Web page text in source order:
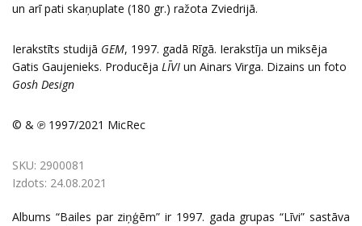
un arī pati skaņuplate (180 gr.) ražota Zviedrijā.
Ierakstīts studijā GEM, 1997. gadā Rīgā. Ierakstīja un miksēja
Gatis Gaujenieks. Producēja LĪVI un Ainars Virga. Dizains un foto
Gosh Design
© & ℗ 1997/2021 MicRec
SKU: 2900081
Izdots: 24.08.2021
Albums “Bailes par ziņģēm” ir 1997. gada grupas “Līvi” sastāva